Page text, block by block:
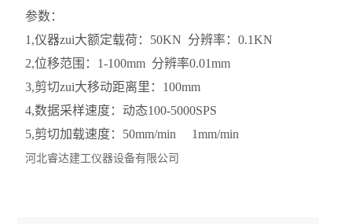
沥青动力粘度试验器
沥青标准粘度计
沥青蜡含量测定仪
沥青薄膜烘箱
参数：
1,仪器zui大额定载荷：50KN 分辨率：0.1KN
2,位移范围：1-100mm 分辨率0.01mm
3,剪切zui大移动距离里：100mm
4,数据采样速度：动态100-5000SPS
5,剪切加载速度：50mm/min 1mm/min
河北睿达建工仪器设备有限公司